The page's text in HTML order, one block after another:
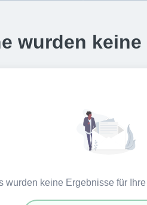
wurden
wurden keine Ergebnisse für